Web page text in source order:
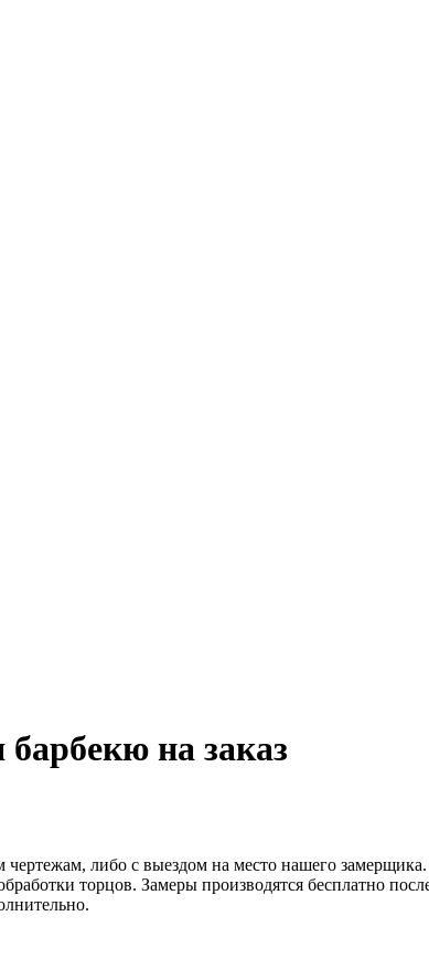
на заказ
чертежам, либо с выездом на место нашего
торцов. Замеры производятся бесплатно